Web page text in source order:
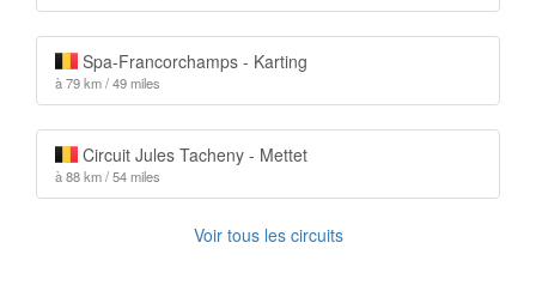
Spa-Francorchamps - Karting
à 79 km / 49 miles
Circuit Jules Tacheny - Mettet
à 88 km / 54 miles
Voir tous les circuits